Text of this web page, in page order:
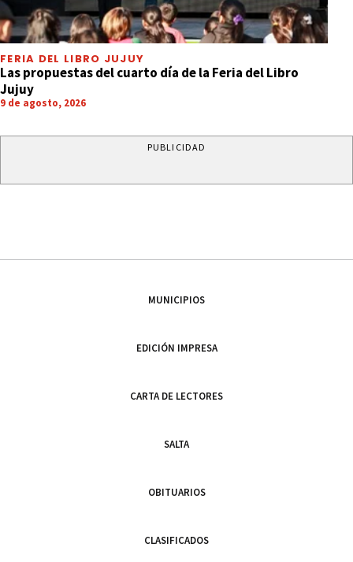
FERIA DEL LIBRO JUJUY
Las propuestas del cuarto día de la Feria del Libro
Jujuy
9 de agosto, 2026
PUBLICIDAD
MUNICIPIOS
EDICIÓN IMPRESA
CARTA DE LECTORES
SALTA
OBITUARIOS
CLASIFICADOS